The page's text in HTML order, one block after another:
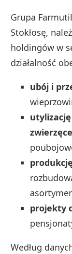
Grupa
Stokłosę,
holdingów w
działalność
ubój i
projekty
Według